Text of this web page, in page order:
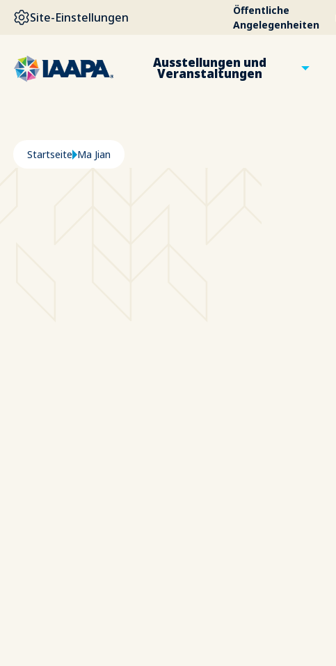
DIREKT ZUM INHALT
Site-Einstellungen
Öffentliche
Angelegenheiten
Ausstellungen und
Veranstaltungen
Pfadnavigation
Startseite Ma Jian